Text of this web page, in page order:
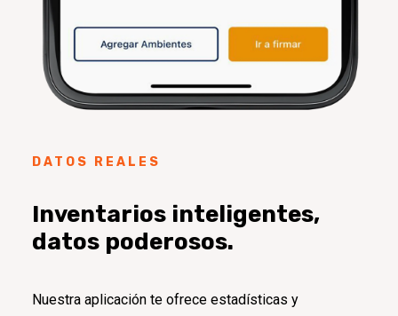
DATOS REALES
Inventarios inteligentes,
datos poderosos.
Nuestra aplicación te ofrece estadísticas y